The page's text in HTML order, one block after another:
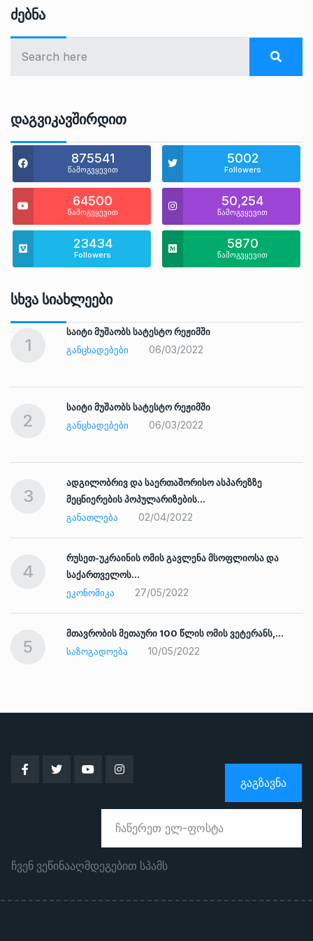
Ძებნა
Დაგვიკავშირდით
875541
წამოგვყევით
5002
Followers
64500
წამოგვყევით
50,254
წამოგვყევით
23434
Followers
5870
წამოგვყევით
Სხვა Სიახლეები
1
საიტი მუშაობს სატესტო რეჟიმში
ᲒᲐᲜᲪᲮᲐᲓᲔᲑᲔᲑᲘ
06/03/2022
2
საიტი მუშაობს სატესტო რეჟიმში
ᲒᲐᲜᲪᲮᲐᲓᲔᲑᲔᲑᲘ
06/03/2022
3
ადგილობრივ და საერთაშორისო ასპარეზზე
მეცნიერების პოპულარიზების…
ᲒᲐᲜᲐᲗᲚᲔᲑᲐ
02/04/2022
4
რუსეთ-უკრაინის ომის გავლენა მსოფლიოსა და
საქართველოს…
ᲔᲙᲝᲜᲝᲛᲘᲙᲐ
27/05/2022
5
მთავრობის მეთაური 100 წლის ომის ვეტერანს,…
ᲡᲐᲖᲝᲒᲐᲓᲝᲔᲑᲐ
10/05/2022
ᲒᲐᲒᲖᲐᲕᲜᲐ
ჩვენ ვეწინააღმდეგებით სპამს